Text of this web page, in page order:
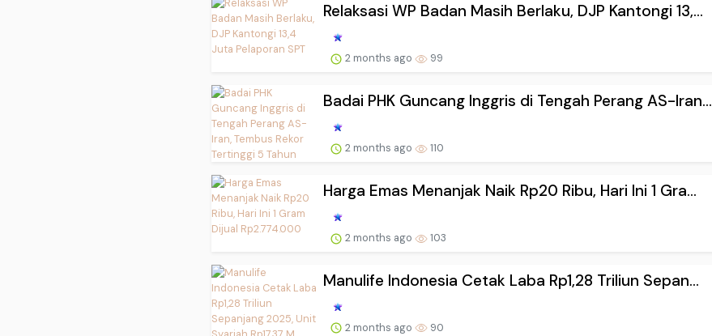
Relaksasi WP Badan Masih Berlaku, DJP Kantongi 13,...
2 months ago 99
Badai PHK Guncang Inggris di Tengah Perang AS-Iran...
2 months ago 110
Harga Emas Menanjak Naik Rp20 Ribu, Hari Ini 1 Gra...
2 months ago 103
Manulife Indonesia Cetak Laba Rp1,28 Triliun Sepan...
2 months ago 90